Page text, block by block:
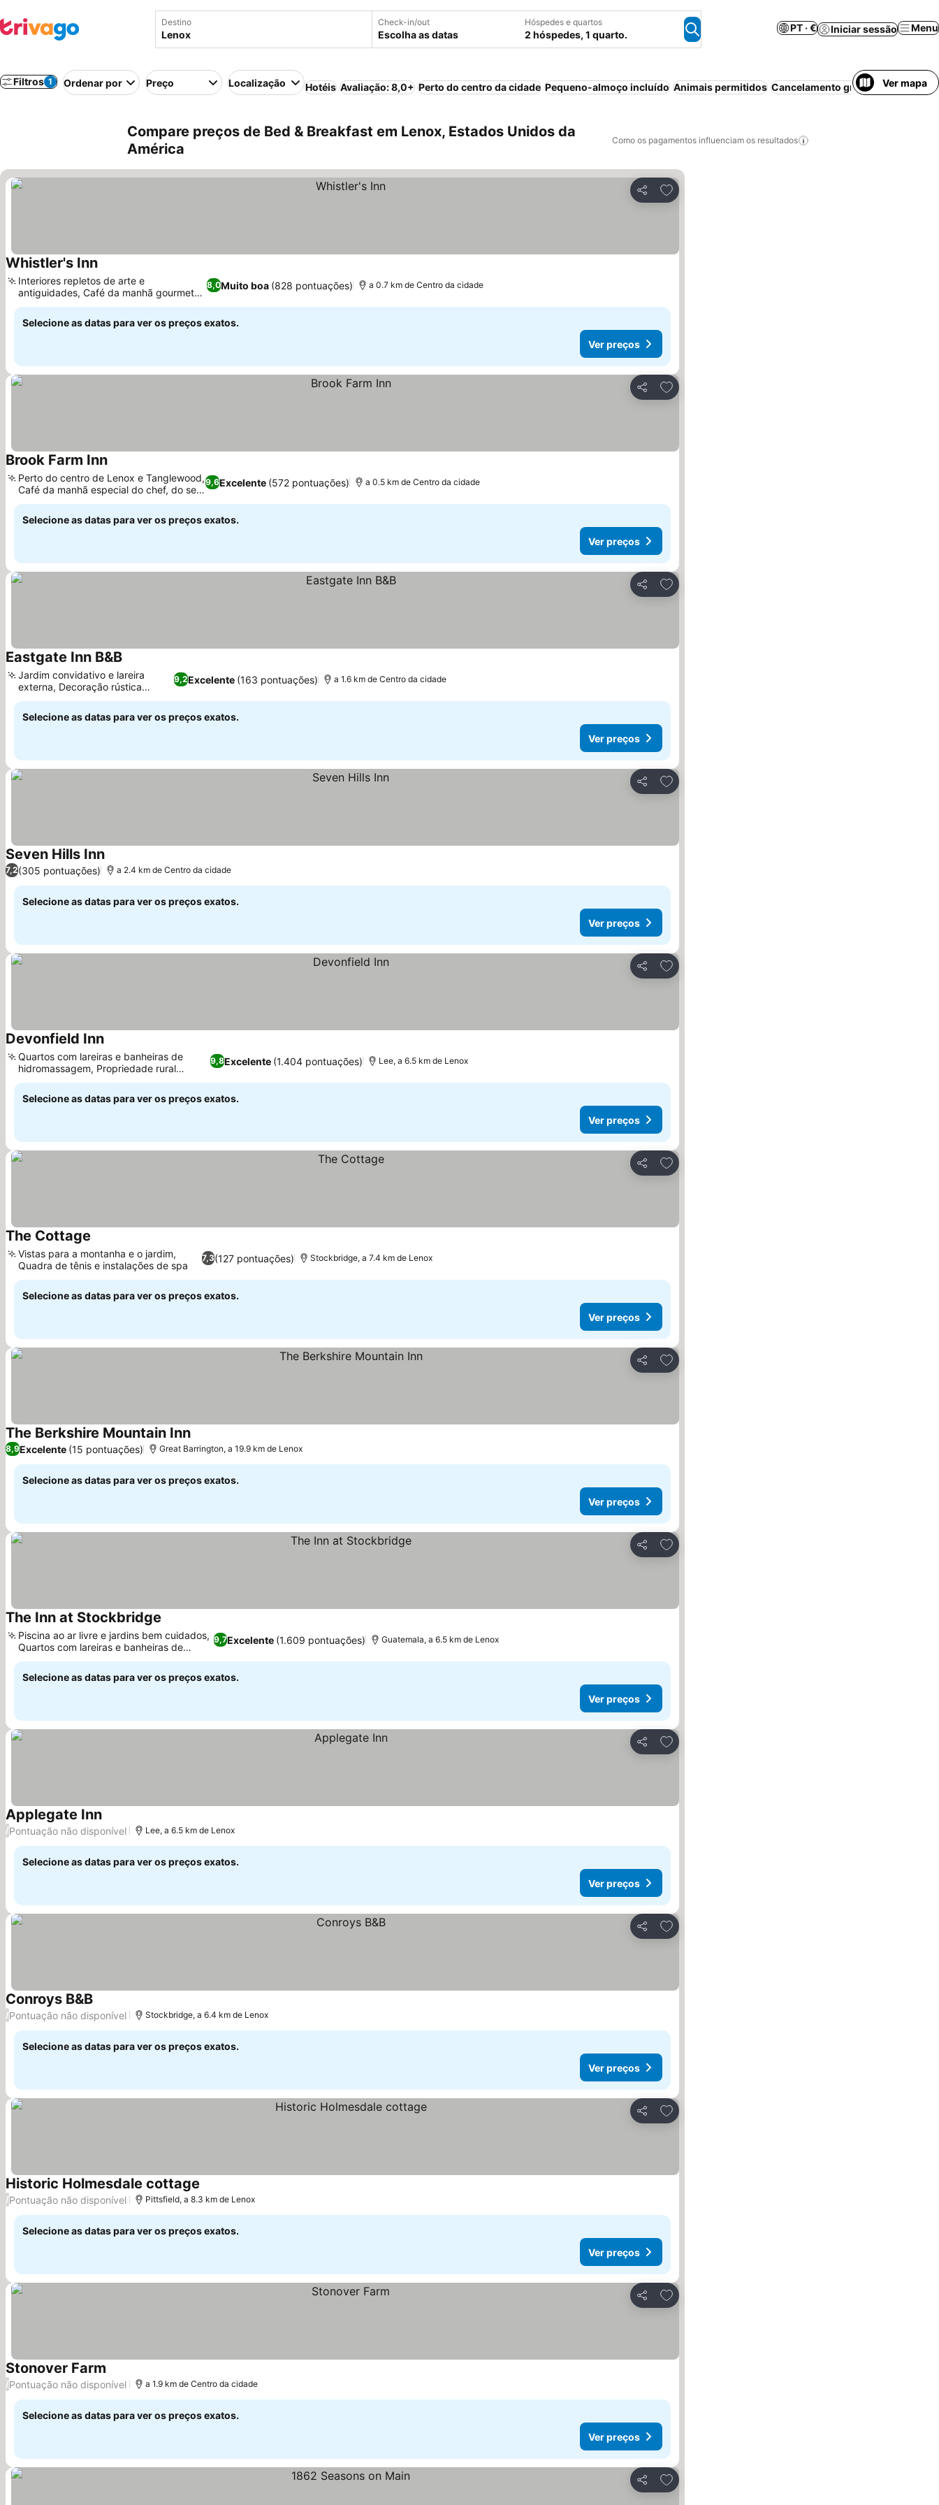
Destino Check-in/out
Escolha as datas
Hóspedes e quartos
2 hóspedes, 1 quarto.
PT · € Iniciar sessão Menu
Filtros 1 Ordenar por Preço Localização Hotéis Avaliação: 8,0+ Perto do centro da cidade Pequeno-almoço incluído Animais permitidos Cancelamento gratuito Piscina
Ver mapa
Compare preços de Bed & Breakfast em Lenox, Estados Unidos da
América
Como os pagamentos influenciam os resultados
Partilhar
Adicionar aos favoritos
Whistler's Inn
8,0Muito boa (828 pontuações)
Interiores repletos de arte e
antiguidades, Café da manhã gourmet
com sabores globais
a 0.7 km de Centro da cidade
Selecione as datas para ver os preços exatos.
Ver preços
Partilhar
Adicionar aos favoritos
Brook Farm Inn
9,6Excelente (572 pontuações)
Perto do centro de Lenox e Tanglewood,
Café da manhã especial do chef, do seu
jeito
a 0.5 km de Centro da cidade
Selecione as datas para ver os preços exatos.
Ver preços
Partilhar
Adicionar aos favoritos
Eastgate Inn B&B
9,2Excelente (163 pontuações)
Jardim convidativo e lareira
externa, Decoração rústica
charmosa
a 1.6 km de Centro da cidade
Selecione as datas para ver os preços exatos.
Ver preços
Partilhar
Adicionar aos favoritos
Seven Hills Inn
7,2(305 pontuações) a 2.4 km de Centro da cidade
Selecione as datas para ver os preços exatos.
Ver preços
Partilhar
Adicionar aos favoritos
Devonfield Inn
9,8Excelente (1.404 pontuações)
Quartos com lareiras e banheiras de
hidromassagem, Propriedade rural
histórica de 32 acres
Lee, a 6.5 km de Lenox
Selecione as datas para ver os preços exatos.
Ver preços
Partilhar
Adicionar aos favoritos
The Cottage
7,3(127 pontuações)
Vistas para a montanha e o jardim,
Quadra de tênis e instalações de spa
Stockbridge, a 7.4 km de Lenox
Selecione as datas para ver os preços exatos.
Ver preços
Partilhar
Adicionar aos favoritos
The Berkshire Mountain Inn
8,9Excelente (15 pontuações) Great Barrington, a 19.9 km de Lenox
Selecione as datas para ver os preços exatos.
Ver preços
Partilhar
Adicionar aos favoritos
The Inn at Stockbridge
9,7Excelente (1.609 pontuações)
Piscina ao ar livre e jardins bem cuidados,
Quartos com lareiras e banheiras de
hidromassagem
Guatemala, a 6.5 km de Lenox
Selecione as datas para ver os preços exatos.
Ver preços
Partilhar
Adicionar aos favoritos
Applegate Inn
/Pontuação não disponível Lee, a 6.5 km de Lenox
Selecione as datas para ver os preços exatos.
Ver preços
Partilhar
Adicionar aos favoritos
Conroys B&B
/Pontuação não disponível Stockbridge, a 6.4 km de Lenox
Selecione as datas para ver os preços exatos.
Ver preços
Partilhar
Adicionar aos favoritos
Historic Holmesdale cottage
/Pontuação não disponível Pittsfield, a 8.3 km de Lenox
Selecione as datas para ver os preços exatos.
Ver preços
Partilhar
Adicionar aos favoritos
Stonover Farm
/Pontuação não disponível a 1.9 km de Centro da cidade
Selecione as datas para ver os preços exatos.
Ver preços
Partilhar
Adicionar aos favoritos